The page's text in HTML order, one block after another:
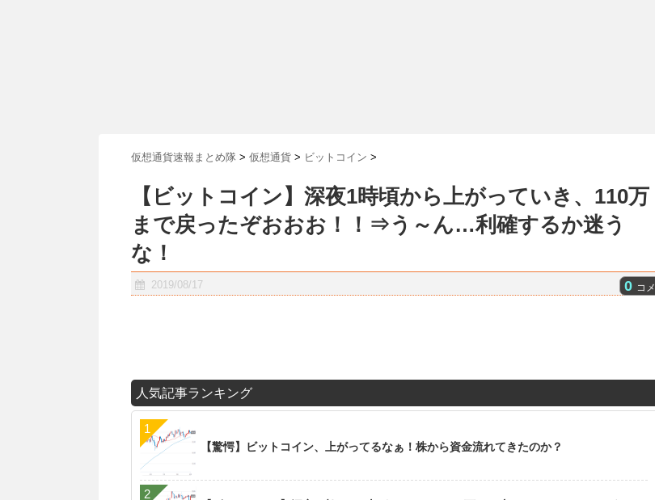
仮想通貨速報まとめ隊 > 仮想通貨 > ビットコイン >
【ビットコイン】深夜1時頃から上がっていき、110万
まで戻ったぞおおお！！⇒う～ん…利確するか迷う
な！
2019/08/17 0 コメ
人気記事ランキング
【驚愕】ビットコイン、上がってるなぁ！株から資金流れてきたのか？